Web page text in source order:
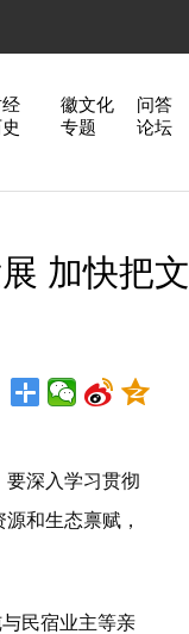
徽文化
问答
专题 论坛
加快把文
深入学习贯彻
和生态禀赋，
民宿业主等亲